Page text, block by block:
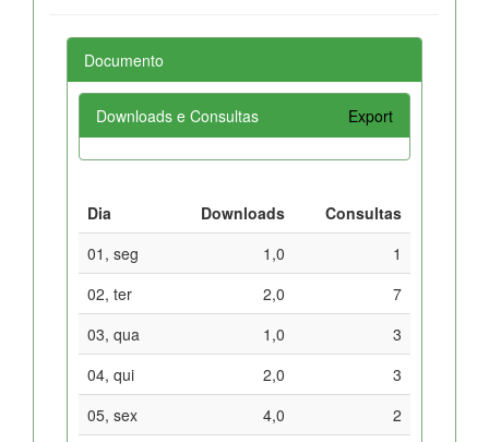
Documento
Downloads e Consultas Export
Dia Downloads
Consultas
01, seg
1,0
1
02, ter
2,0
7
03, qua
1,0
3
04, qui
2,0
3
05, sex
4,0
2